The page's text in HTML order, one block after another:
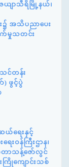
ယျာသီရိမြို့နယ်၊
၌ အသိပညာပေး
က်မှုသတင်း
င်တန်း
) ဖွင့်ပွဲ
ရေးနှင့်
ေးဝန်ကြီးဌာန၊
တာသန့်ဇော်လွင်
ြိုကျောင်းသစ်